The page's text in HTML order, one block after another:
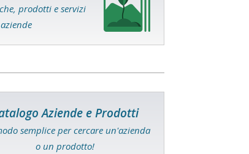
prodotti e servizi
Aziende e Prodotti
semplice per cercare un'azienda
o un prodotto!